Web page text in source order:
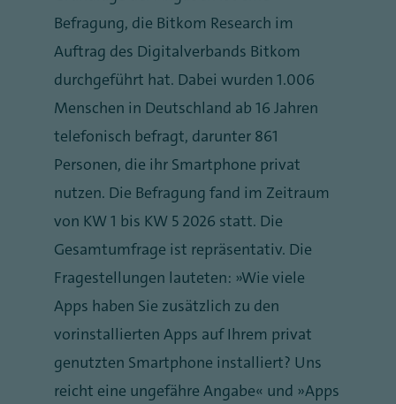
Befragung, die Bitkom Research im
Auftrag des Digitalverbands Bitkom
durchgeführt hat. Dabei wurden 1.006
Menschen in Deutschland ab 16 Jahren
telefonisch befragt, darunter 861
Personen, die ihr Smartphone privat
nutzen. Die Befragung fand im Zeitraum
von KW 1 bis KW 5 2026 statt. Die
Gesamtumfrage ist repräsentativ. Die
Fragestellungen lauteten: „Wie viele
Apps haben Sie zusätzlich zu den
vorinstallierten Apps auf Ihrem privat
genutzten Smartphone installiert? Uns
reicht eine ungefähre Angabe“ und „Apps